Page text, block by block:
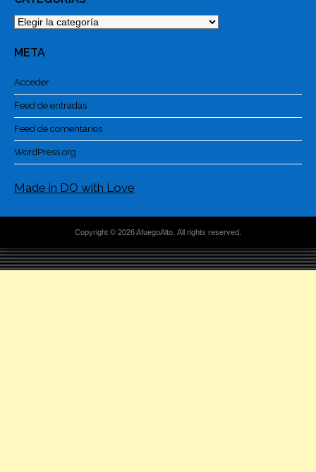
Categorías
META
Acceder
Feed de entradas
Feed de comentarios
WordPress.org
Made in DO with Love
Copyright © 2026 AfuegoAlto. All rights reserved.